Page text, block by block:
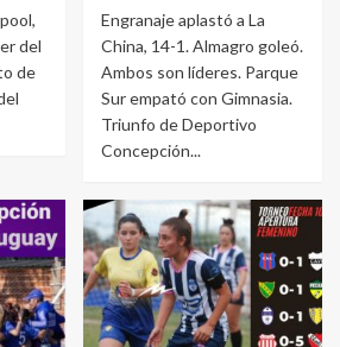
del
de
Engranaje aplastó a La
China, 14-1. Almagro goleó.
Ambos son líderes. Parque
Sur empató con Gimnasia.
Triunfo de Deportivo
Concepción...